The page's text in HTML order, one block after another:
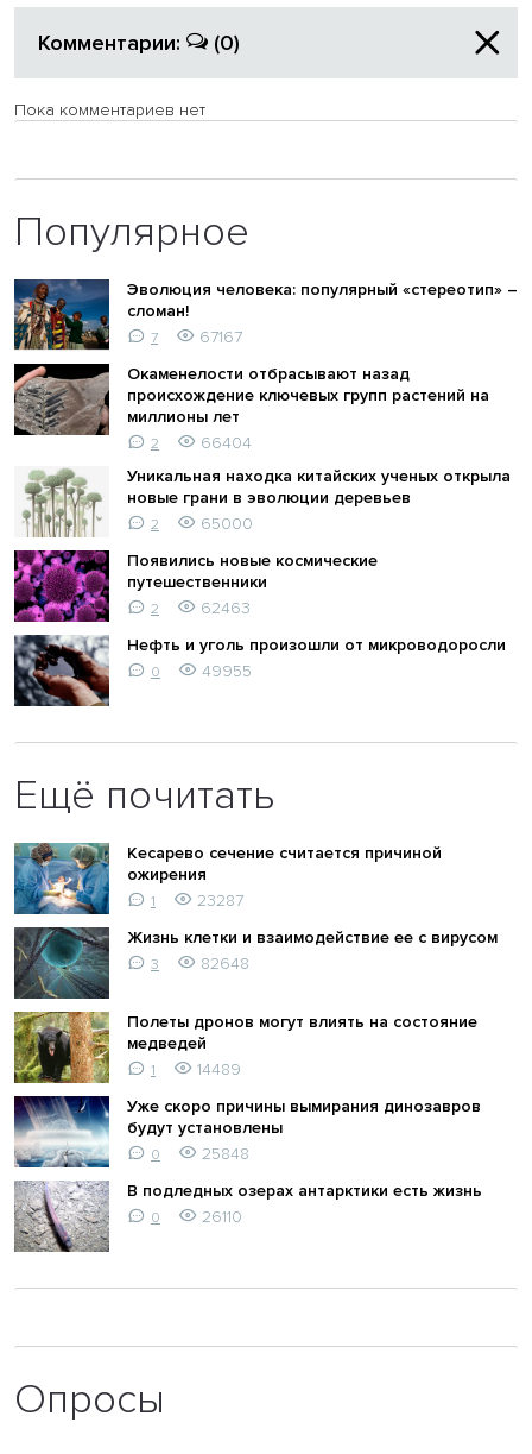
Комментарии: (0)
Пока комментариев нет
Популярное
Эволюция человека: популярный «стереотип» –
сломан!
7
67167
Окаменелости отбрасывают назад
происхождение ключевых групп растений на
миллионы лет
2
66404
Уникальная находка китайских ученых открыла
новые грани в эволюции деревьев
2
65000
Появились новые космические
путешественники
2
62463
Нефть и уголь произошли от микроводоросли
0 49955
Ещё почитать
Кесарево сечение считается причиной
ожирения
1
23287
Жизнь клетки и взаимодействие ее с вирусом
3 82648
Полеты дронов могут влиять на состояние
медведей
1
14489
Уже скоро причины вымирания динозавров
будут установлены
0
25848
В подледных озерах антарктики есть жизнь
0 26110
Опросы